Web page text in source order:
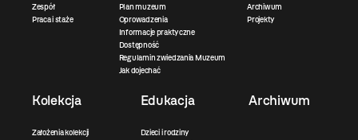
Zespół
Praca i staże
Plan muzeum
Oprowadzenia
Informacje praktyczne
Dostępność
Regulamin zwiedzania Muzeum
Jak dojechać
Archiwum
Projekty
Kolekcja
Założenia kolekcji
Edukacja
Dzieci i rodziny
Archiwum